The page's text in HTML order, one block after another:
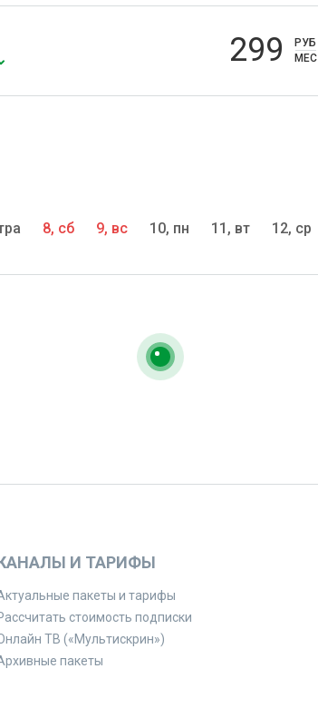
299
РУБ
МЕС
8, сб 9, вс 10, пн 11, вт 12, ср
И ТАРИФЫ
пакеты и тарифы
стоимость подписки
ТВ («Мультискрин»)
пакеты